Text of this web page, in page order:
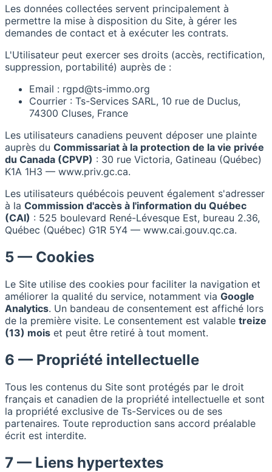
Les données collectées servent principalement à
permettre la mise à disposition du Site, à gérer les
demandes de contact et à exécuter les contrats.
L'Utilisateur peut exercer ses droits (accès, rectification,
suppression, portabilité) auprès de :
Email : rgpd@ts-immo.org
Courrier : Ts-Services SARL, 10 rue de Duclus,
74300 Cluses, France
Les utilisateurs canadiens peuvent déposer une plainte
auprès du Commissariat à la protection de la vie privée
du Canada (CPVP) : 30 rue Victoria, Gatineau (Québec)
K1A 1H3 — www.priv.gc.ca.
Les utilisateurs québécois peuvent également s'adresser
à la Commission d'accès à l'information du Québec
(CAI) : 525 boulevard René-Lévesque Est, bureau 2.36,
Québec (Québec) G1R 5Y4 — www.cai.gouv.qc.ca.
5 — Cookies
Le Site utilise des cookies pour faciliter la navigation et
améliorer la qualité du service, notamment via Google
Analytics. Un bandeau de consentement est affiché lors
de la première visite. Le consentement est valable treize
(13) mois et peut être retiré à tout moment.
6 — Propriété intellectuelle
Tous les contenus du Site sont protégés par le droit
français et canadien de la propriété intellectuelle et sont
la propriété exclusive de Ts-Services ou de ses
partenaires. Toute reproduction sans accord préalable
écrit est interdite.
7 — Liens hypertextes